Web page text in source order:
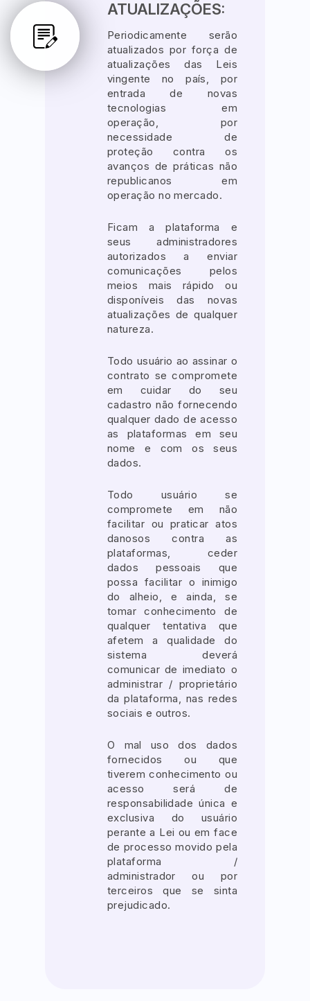
Pesquisar
ATUALIZAÇÕES:
Periodicamente serão
atualizados por força de
atualizações das Leis
vingente no país, por
entrada de novas
tecnologias em
operação, por
necessidade de
proteção contra os
avanços de práticas não
republicanos em
operação no mercado.
Ficam a plataforma e
seus administradores
autorizados a enviar
comunicações pelos
meios mais rápido ou
disponíveis das novas
atualizações de qualquer
natureza.
Todo usuário ao assinar o
contrato se compromete
em cuidar do seu
cadastro não fornecendo
qualquer dado de acesso
as plataformas em seu
nome e com os seus
dados.
Todo usuário se
compromete em não
facilitar ou praticar atos
danosos contra as
plataformas, ceder
dados pessoais que
possa facilitar o inimigo
do alheio, e ainda, se
tomar conhecimento de
qualquer tentativa que
afetem a qualidade do
sistema deverá
comunicar de imediato o
administrar / proprietário
da plataforma, nas redes
sociais e outros.
O mal uso dos dados
fornecidos ou que
tiverem conhecimento ou
acesso será de
responsabilidade única e
exclusiva do usuário
perante a Lei ou em face
de processo movido pela
plataforma /
administrador ou por
terceiros que se sinta
prejudicado.